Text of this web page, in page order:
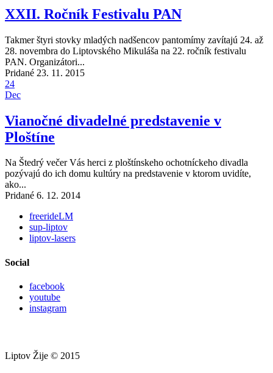
XXII. Ročník Festivalu PAN
Takmer štyri stovky mladých nadšencov pantomímy zavítajú 24. až
28. novembra do Liptovského Mikuláša na 22. ročník festivalu
PAN. Organizátori...
Pridané 23. 11. 2015
24
Dec
Vianočné divadelné predstavenie v
Ploštíne
Na Štedrý večer Vás herci z ploštínskeho ochotníckeho divadla
pozývajú do ich domu kultúry na predstavenie v ktorom uvidíte,
ako...
Pridané 6. 12. 2014
freerideLM
sup-liptov
liptov-lasers
Social
facebook
youtube
instagram
Liptov Žije © 2015